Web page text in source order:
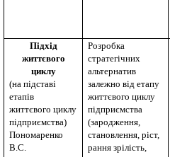
Підхід
життєвого
циклу
(на підставі
етапів
життєвого циклу
підприємства)
Пономаренко
В.С.
Розробка
стратегічних
альтернатив
залежно від етапу
життєвого циклу
підприємства
(зародження,
становлення, ріст,
рання зрілість,